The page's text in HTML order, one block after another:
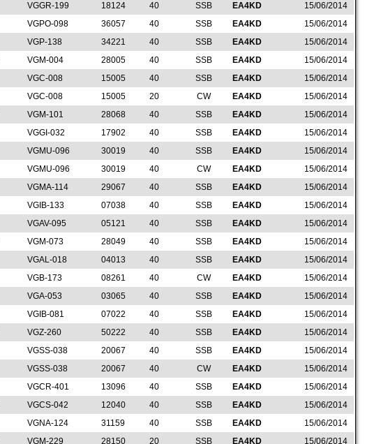
VGGR-199 18124 40 SSB EA4KD
15/06/2014
VGPO-098 36057 40 SSB EA4KD
15/06/2014
VGP-138 34221 40 SSB EA4KD
15/06/2014
VGM-004 28005 40 SSB EA4KD
15/06/2014
VGC-008 15005 40 SSB EA4KD
15/06/2014
VGC-008 15005 20 CW EA4KD
15/06/2014
VGM-101 28068 40 SSB EA4KD
15/06/2014
VGGI-032 17902 40 SSB EA4KD
15/06/2014
VGMU-096 30019 40 SSB EA4KD
15/06/2014
VGMU-096 30019 40 CW EA4KD
15/06/2014
VGMA-114 29067 40 SSB EA4KD
15/06/2014
VGIB-133 07038 40 SSB EA4KD
15/06/2014
VGAV-095 05121 40 SSB EA4KD
15/06/2014
VGM-073 28049 40 SSB EA4KD
15/06/2014
VGAL-018 04013 40 SSB EA4KD
15/06/2014
VGB-173 08261 40 CW EA4KD
15/06/2014
VGA-053 03065 40 SSB EA4KD
15/06/2014
VGIB-081 07022 40 SSB EA4KD
15/06/2014
VGZ-260 50222 40 SSB EA4KD
15/06/2014
VGSS-038 20067 40 SSB EA4KD
15/06/2014
VGSS-038 20067 40 CW EA4KD
15/06/2014
VGCR-401 13096 40 SSB EA4KD
15/06/2014
VGCS-042 12040 40 SSB EA4KD
15/06/2014
VGNA-124 31159 40 SSB EA4KD
15/06/2014
VGM-229 28150 20 SSB EA4KD 15/06/2014